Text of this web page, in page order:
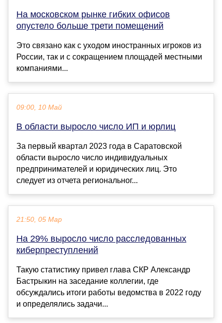
На московском рынке гибких офисов
опустело больше трети помещений
Это связано как с уходом иностранных игроков из
России, так и с сокращением площадей местными
компаниями...
09:00, 10 Май
В области выросло число ИП и юрлиц
За первый квартал 2023 года в Саратовской
области выросло число индивидуальных
предпринимателей и юридических лиц. Это
следует из отчета региональног...
21:50, 05 Мар
На 29% выросло число расследованных
киберпреступлений
Такую статистику привел глава СКР Александр
Бастрыкин на заседание коллегии, где
обсуждались итоги работы ведомства в 2022 году
и определялись задачи...